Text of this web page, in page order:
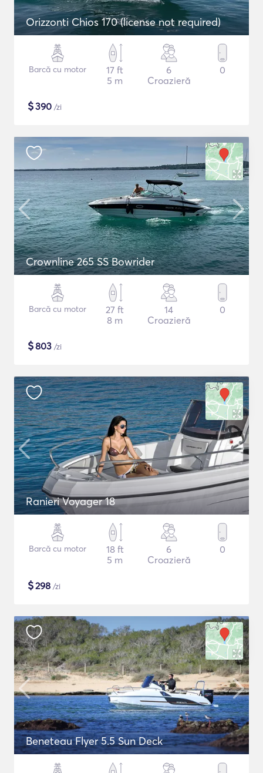
Orizzonti Chios 170 (license not required)
Barcă cu motor
17 ft
5 m
6
Croazieră
0
$390 /zi
Crownline 265 SS Bowrider
Barcă cu motor
27 ft
8 m
14
Croazieră
0
$803 /zi
Ranieri Voyager 18
Barcă cu motor
18 ft
5 m
6
Croazieră
0
$298 /zi
Beneteau Flyer 5.5 Sun Deck